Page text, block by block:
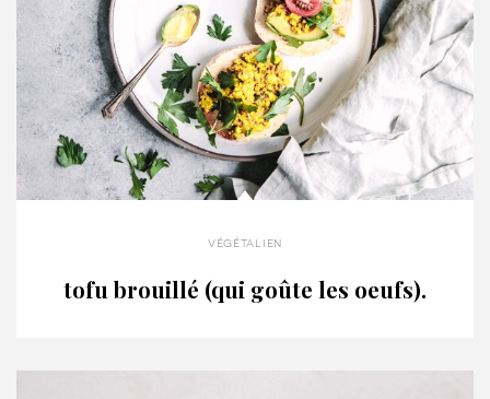
végétalien
tofu brouillé (qui goûte les oeufs).